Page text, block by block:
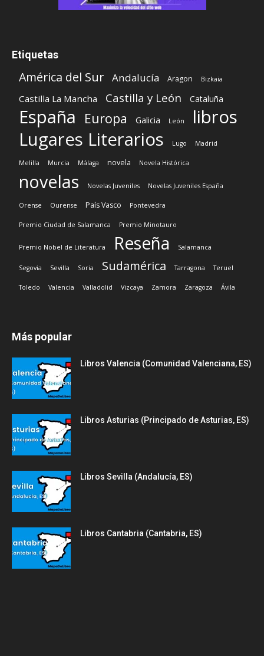
Etiquetas
América del Sur Andalucía Aragon Bizkaia
Castilla La Mancha Castilla y León Cataluña
España Europa Galicia León
libros
Lugares Literarios
Lugo Madrid
Melilla Murcia Málaga novela Novela Histórica
novelas Novelas Juveniles Novelas Juveniles España
Orense Ourense País Vasco Pontevedra
Premio Ciudad de Salamanca Premio Minotauro
Premio Nobel de Literatura Reseña Salamanca
Segovia Sevilla Soria Sudamérica Tarragona Teruel
Toledo Valencia Valladolid Vizcaya Zamora Zaragoza Ávila
Más popular
Libros Valencia (Comunidad Valenciana, ES)
Libros Asturias (Principado de Asturias, ES)
Libros Sevilla (Andalucía, ES)
Libros Cantabria (Cantabria, ES)